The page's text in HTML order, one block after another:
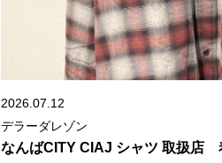
2026.07.12
デラーダレゾン
なんばCITY CIAJ シャツ 取扱店